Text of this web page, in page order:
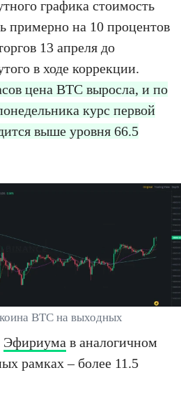
графика стоимость
примерно на 10 процентов
13 апреля до
в ходе коррекции.
цена BTC выросла, и по
курс первой
выше уровня 66.5
BTC на выходных
Эфириума в аналогичном
рамках – более 11.5